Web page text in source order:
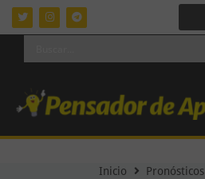
Inicio Pronósticos